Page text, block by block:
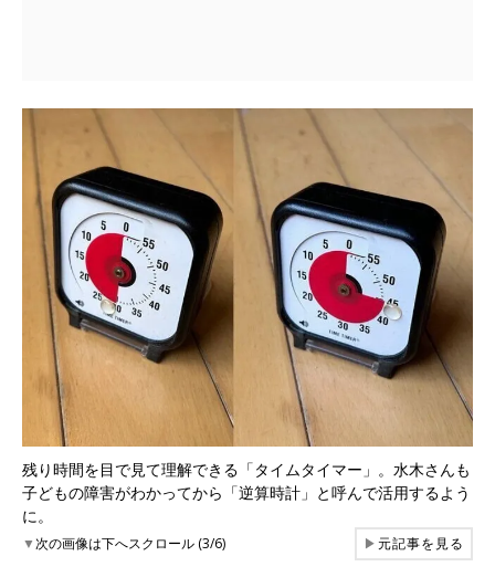
残り時間を目で見て理解できる「タイムタイマー」。水木さんも
子どもの障害がわかってから「逆算時計」と呼んで活用するよう
に。
▼次の画像は下へスクロール (3/6) ▶元記事を見る